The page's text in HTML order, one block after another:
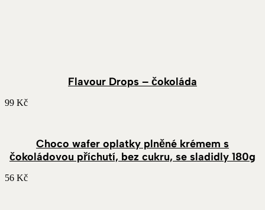
Flavour Drops – čokoláda
99 Kč
Choco wafer oplatky plněné krémem s
čokoládovou příchutí, bez cukru, se sladidly 180g
56 Kč